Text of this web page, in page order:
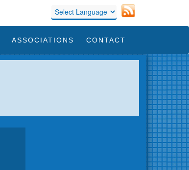
ASSOCIATIONS CONTACT